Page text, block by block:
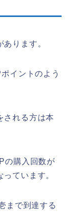
ります。
イントのよう
される方は本
の購入回数が
ています。
まで到達する